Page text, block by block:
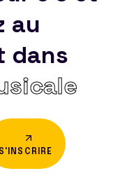
au
dans
S'INSCRIRE